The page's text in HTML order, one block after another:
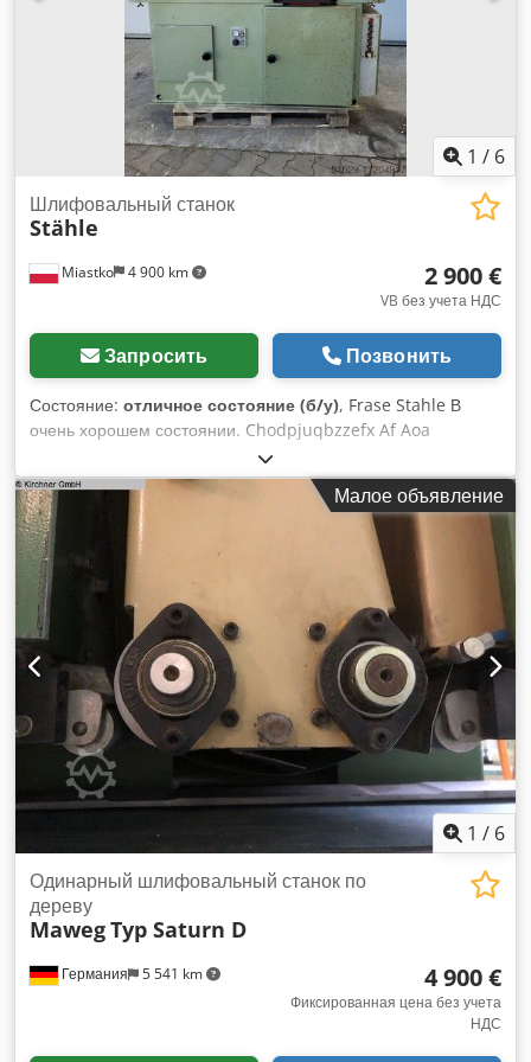
1 / 6
Miastko 4 900 km
Шлифовальный станок
Stähle
2 900 €
VB без учета НДС
Запросить Позвонить
Состояние: отличное состояние (б/у), Frase Stahle В
очень хорошем состоянии. Chodpjuqbzzefx Af Aoa
Малое объявление
1 / 6
Германия 5 541 km
Одинарный шлифовальный станок по
дереву
MawegTyp Saturn D
4 900 €
Фиксированная цена без учета
НДС